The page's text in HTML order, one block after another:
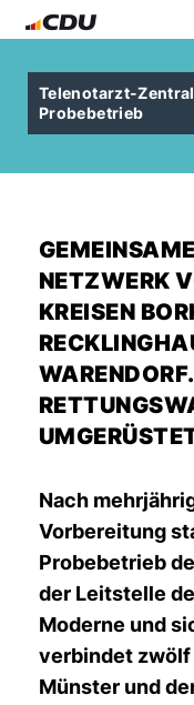
Telenotarzt-
Probebetrieb
NETZWERK
KREISEN
Nach
Vorbereitung
Probebetrieb
der Leitstelle
Moderne und
verbindet zwölf
Münster und